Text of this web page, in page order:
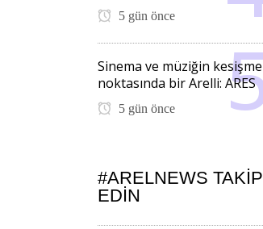
5 gün önce
Sinema ve müziğin kesişme
noktasında bir Arelli: ARES
5 gün önce
#ARELNEWS TAKIP
EDIN